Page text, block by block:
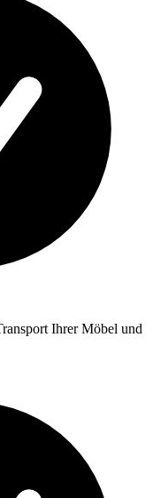
Ihrer Möbel und